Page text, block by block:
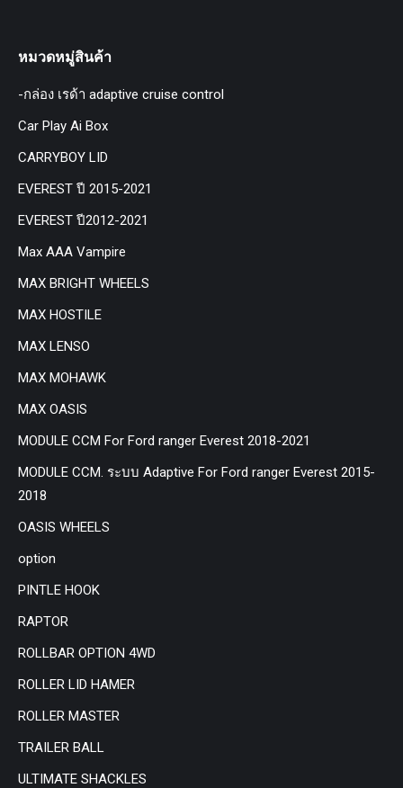
หมวดหมู่สินค้า
-กล่อง เรด้า adaptive cruise control
Car Play Ai Box
CARRYBOY LID
EVEREST ปี 2015-2021
EVEREST ปี2012-2021
Max AAA Vampire
MAX BRIGHT WHEELS
MAX HOSTILE
MAX LENSO
MAX MOHAWK
MAX OASIS
MODULE CCM For Ford ranger Everest 2018-2021
MODULE CCM. ระบบ Adaptive For Ford ranger Everest 2015-
2018
OASIS WHEELS
option
PINTLE HOOK
RAPTOR
ROLLBAR OPTION 4WD
ROLLER LID HAMER
ROLLER MASTER
TRAILER BALL
ULTIMATE SHACKLES